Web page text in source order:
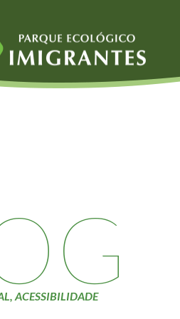
e Flora
do Bico
Atividades
ACESSIBILIDADE